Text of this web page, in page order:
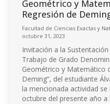
Geométrico y
Regresión de
Facultad de Ciencias Exactas y
octubre 31, 2023
Invitación a la
Trabajo de Grado
Geométrico y Matemático
Deming”, del estudiante
la mencionada actividad
octubre del presente año a